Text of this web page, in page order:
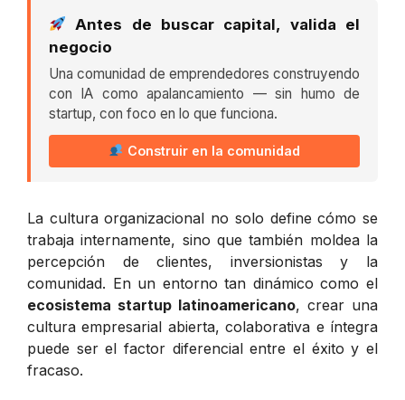
Antes de buscar capital, valida el
negocio
Una comunidad de emprendedores construyendo
con IA como apalancamiento — sin humo de
startup, con foco en lo que funciona.
Construir en la comunidad
La cultura organizacional no solo define cómo se
trabaja internamente, sino que también moldea la
percepción de clientes, inversionistas y la
comunidad. En un entorno tan dinámico como el
ecosistema startup latinoamericano, crear una
cultura empresarial abierta, colaborativa e íntegra
puede ser el factor diferencial entre el éxito y el
fracaso.